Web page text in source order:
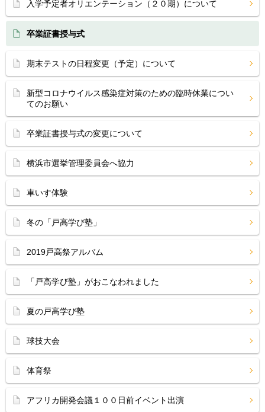
入学予定者オリエンテーション（２０期）について
卒業証書授与式
期末テストの日程変更（予定）について
新型コロナウイルス感染症対策のための臨時休業につい
てのお願い
卒業証書授与式の変更について
横浜市選挙管理委員会へ協力
車いす体験
冬の「戸高学び塾」
2019戸高祭アルバム
「戸高学び塾」がおこなわれました
夏の戸高学び塾
球技大会
体育祭
アフリカ開発会議１００日前イベント出演